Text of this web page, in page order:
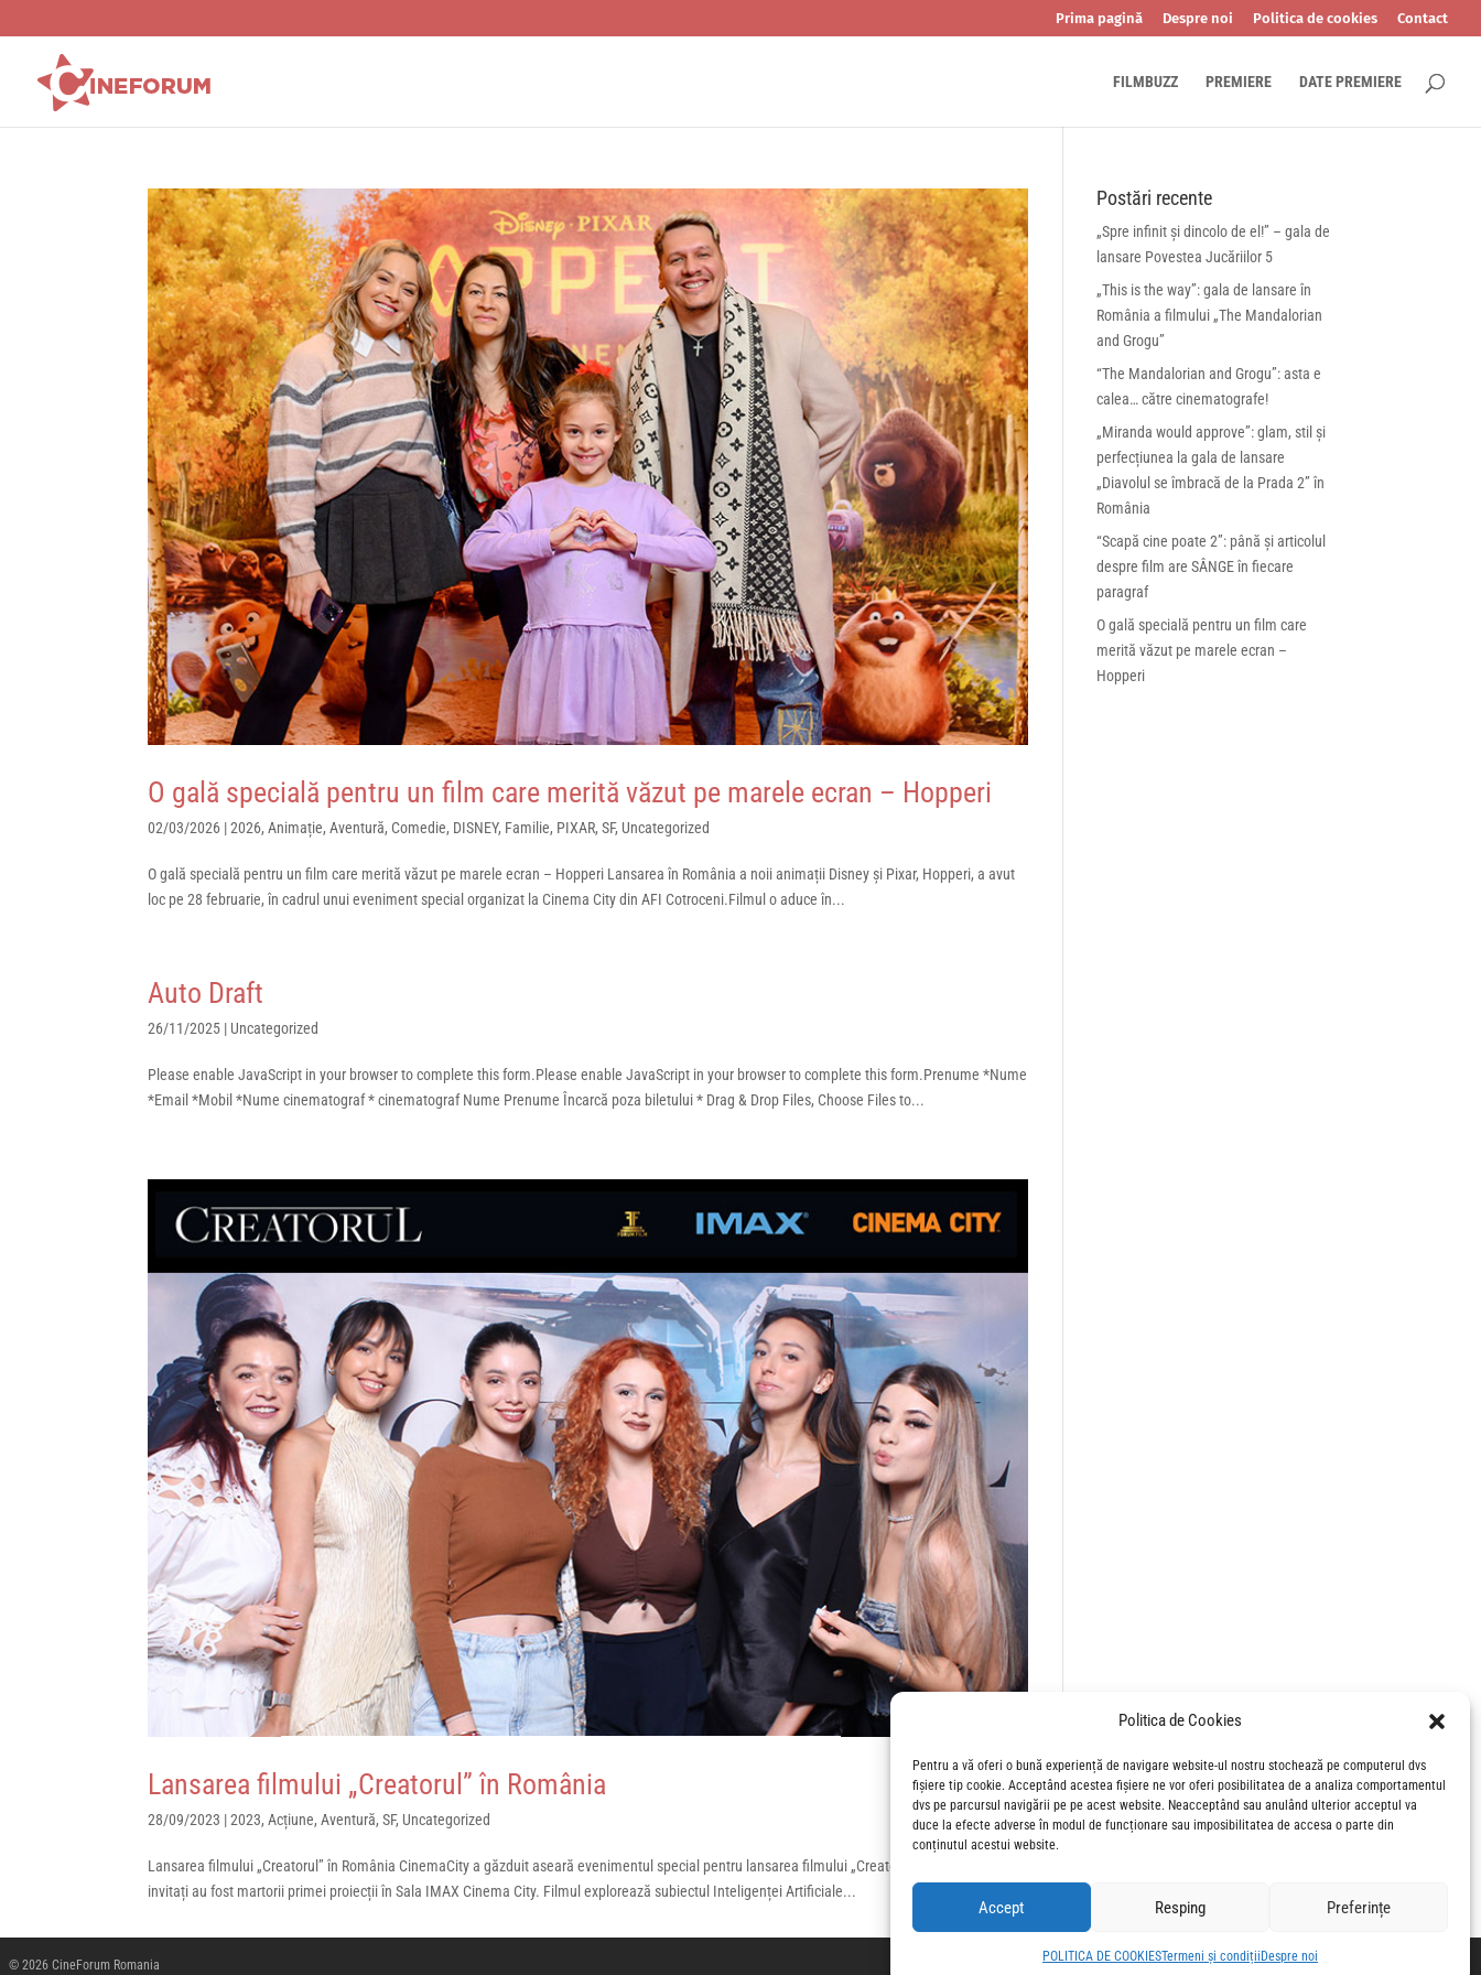
Politica de Cookies
Pentru a vă oferi o bună experiență de navigare website-ul nostru stochează pe computerul dvs
fișiere tip cookie. Acceptând acestea fișiere ne vor oferi posibilitatea de a analiza comportamentul
dvs pe parcursul navigării pe pe acest website. Neacceptând sau anulând ulterior acceptul va
duce la efecte adverse în modul de funcționare sau imposibilitatea de accesa o parte din
conținutul acestui website.
Accept Resping Preferințe
POLITICA DE COOKIESTermeni și condiții Despre noi
Prima pagină Despre noi Politica de cookies Contact
FILMBUZZ PREMIERE DATE PREMIERE
O gală specială pentru un film care merită văzut pe marele ecran – Hopperi
02/03/2026 |2026,Animație,Aventură, Comedie, DISNEY, Familie, PIXAR,SF, Uncategorized
O gală specială pentru un film care merită văzut pe marele ecran – Hopperi Lansarea în România a noii animații Disney și Pixar, Hopperi, a avut
loc pe 28 februarie, în cadrul unui eveniment special organizat la Cinema City din AFI Cotroceni.Filmul o aduce în...
Auto Draft
26/11/2025 | Uncategorized
Please enable JavaScript in your browser to complete this form.Please enable JavaScript in your browser to complete this form.Prenume *Nume
*Email *Mobil *Nume cinematograf * cinematograf Nume Prenume Încarcă poza biletului * Drag & Drop Files, Choose Files to...
Lansarea filmului „Creatorul” în România
28/09/2023 |2023,Acțiune,Aventură,SF, Uncategorized
Lansarea filmului „Creatorul” în România CinemaCity a găzduit aseară evenimentul special pentru lansarea filmului „Creatorul”. Peste 300 de
invitați au fost martorii primei proiecții în Sala IMAX Cinema City. Filmul explorează subiectul Inteligenței Artificiale...
Postări recente
„Spre infinit și dincolo de el!” – gala de
lansare Povestea Jucăriilor 5
„This is the way”: gala de lansare în
România a filmului „The Mandalorian
and Grogu”
“The Mandalorian and Grogu”: asta e
calea… către cinematografe!
„Miranda would approve”: glam, stil și
perfecțiunea la gala de lansare
„Diavolul se îmbracă de la Prada 2” în
România
“Scapă cine poate 2”: până și articolul
despre film are SÂNGE în fiecare
paragraf
O gală specială pentru un film care
merită văzut pe marele ecran –
Hopperi
© 2026 CineForum Romania